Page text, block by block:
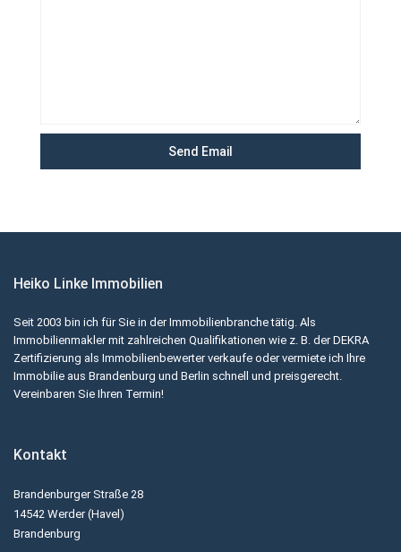
Heiko Linke Immobilien
Seit 2003 bin ich für Sie in der Immobilienbranche tätig. Als
Immobilienmakler mit zahlreichen Qualifikationen wie z. B. der DEKRA
Zertifizierung als Immobilienbewerter verkaufe oder vermiete ich Ihre
Immobilie aus Brandenburg und Berlin schnell und preisgerecht.
Vereinbaren Sie Ihren Termin!
Kontakt
Brandenburger Straße 28
14542 Werder (Havel)
Brandenburg